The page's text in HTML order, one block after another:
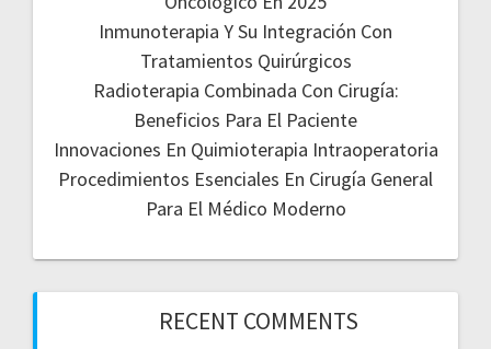
Inmunoterapia Y Su Integración Con
Tratamientos Quirúrgicos
Radioterapia Combinada Con Cirugía:
Beneficios Para El Paciente
Innovaciones En Quimioterapia Intraoperatoria
Procedimientos Esenciales En Cirugía General
Para El Médico Moderno
RECENT COMMENTS